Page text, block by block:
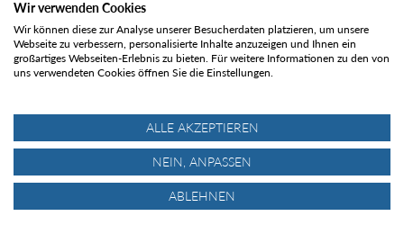
- Bis zur Rampoldplatte schneefrei
- Querung bis unterhalb Hochsalwand: vereinzelte, gespurte
Altschneefelder
Schneeverhältnisse betrifft. Trotzdem ein anspruchsvoller Weg
- Abstieg über die Lechneralm: Altschneefelder, die ebenfalls gespurt
und kein großes Problem darstellen.
- Schwierigkeit (auch aufgrund der Jahreszeit): T4 (I+)
Wir verwenden Cookies
Wir können diese zur Analyse unserer Besucherdaten platzieren, um unsere
Webseite zu verbessern, personalisierte Inhalte anzuzeigen und Ihnen ein
großartiges Webseiten-Erlebnis zu bieten. Für weitere Informationen zu den von
uns verwendeten Cookies öffnen Sie die Einstellungen.
ALLE AKZEPTIEREN
NEIN, ANPASSEN
ABLEHNEN